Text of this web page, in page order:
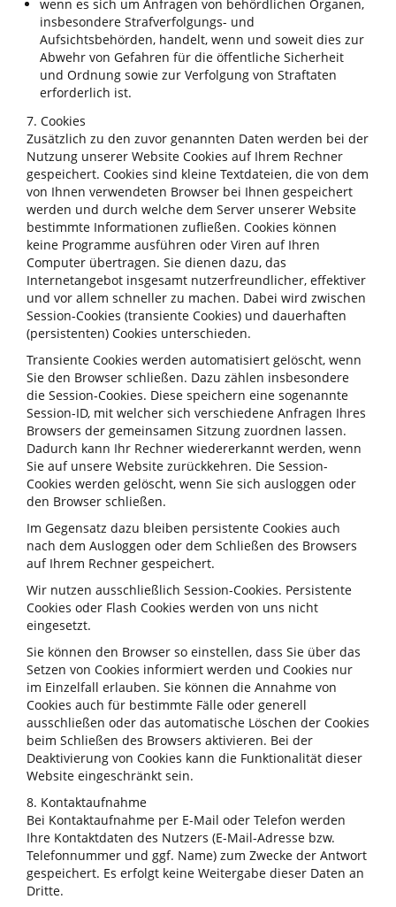
wenn es sich um Anfragen von behördlichen Organen,
insbesondere Strafverfolgungs- und
Aufsichtsbehörden, handelt, wenn und soweit dies zur
Abwehr von Gefahren für die öffentliche Sicherheit
und Ordnung sowie zur Verfolgung von Straftaten
erforderlich ist.
7. Cookies
Zusätzlich zu den zuvor genannten Daten werden bei der
Nutzung unserer Website Cookies auf Ihrem Rechner
gespeichert. Cookies sind kleine Textdateien, die von dem
von Ihnen verwendeten Browser bei Ihnen gespeichert
werden und durch welche dem Server unserer Website
bestimmte Informationen zufließen. Cookies können
keine Programme ausführen oder Viren auf Ihren
Computer übertragen. Sie dienen dazu, das
Internetangebot insgesamt nutzerfreundlicher, effektiver
und vor allem schneller zu machen. Dabei wird zwischen
Session-Cookies (transiente Cookies) und dauerhaften
(persistenten) Cookies unterschieden.
Transiente Cookies werden automatisiert gelöscht, wenn
Sie den Browser schließen. Dazu zählen insbesondere
die Session-Cookies. Diese speichern eine sogenannte
Session-ID, mit welcher sich verschiedene Anfragen Ihres
Browsers der gemeinsamen Sitzung zuordnen lassen.
Dadurch kann Ihr Rechner wiedererkannt werden, wenn
Sie auf unsere Website zurückkehren. Die Session-
Cookies werden gelöscht, wenn Sie sich ausloggen oder
den Browser schließen.
Im Gegensatz dazu bleiben persistente Cookies auch
nach dem Ausloggen oder dem Schließen des Browsers
auf Ihrem Rechner gespeichert.
Wir nutzen ausschließlich Session-Cookies. Persistente
Cookies oder Flash Cookies werden von uns nicht
eingesetzt.
Sie können den Browser so einstellen, dass Sie über das
Setzen von Cookies informiert werden und Cookies nur
im Einzelfall erlauben. Sie können die Annahme von
Cookies auch für bestimmte Fälle oder generell
ausschließen oder das automatische Löschen der Cookies
beim Schließen des Browsers aktivieren. Bei der
Deaktivierung von Cookies kann die Funktionalität dieser
Website eingeschränkt sein.
8. Kontaktaufnahme
Bei Kontaktaufnahme per E-Mail oder Telefon werden
Ihre Kontaktdaten des Nutzers (E-Mail-Adresse bzw.
Telefonnummer und ggf. Name) zum Zwecke der Antwort
gespeichert. Es erfolgt keine Weitergabe dieser Daten an
Dritte.